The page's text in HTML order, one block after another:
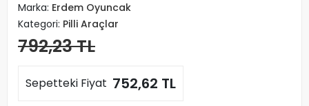
Marka: Erdem Oyuncak
Kategori: Pilli Araçlar
792,23 TL
Sepetteki Fiyat 752,62 TL